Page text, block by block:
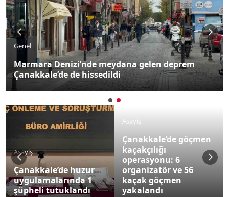
Genel
Marmara Denizi’nde meydana gelen deprem
Çanakkale’de de hissedildi
Asayiş
Çanakkale’de huzur
uygulamalarında 1
şüpheli tutuklandı
Asayiş
Çanakkale’de göçmen
kaçakçılığı
operasyonu: 6
organizatör ve 56
kaçak göçmen
yakalandı